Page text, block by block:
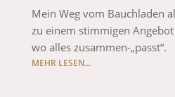
Mein Weg vom Bauchladen
zu einem stimmigen
wo alles zusammen-„passt“.
MEHR LESEN...